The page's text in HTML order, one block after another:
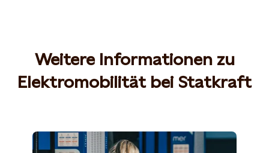
Weitere Informationen zu
Elektromobilität bei Statkraft